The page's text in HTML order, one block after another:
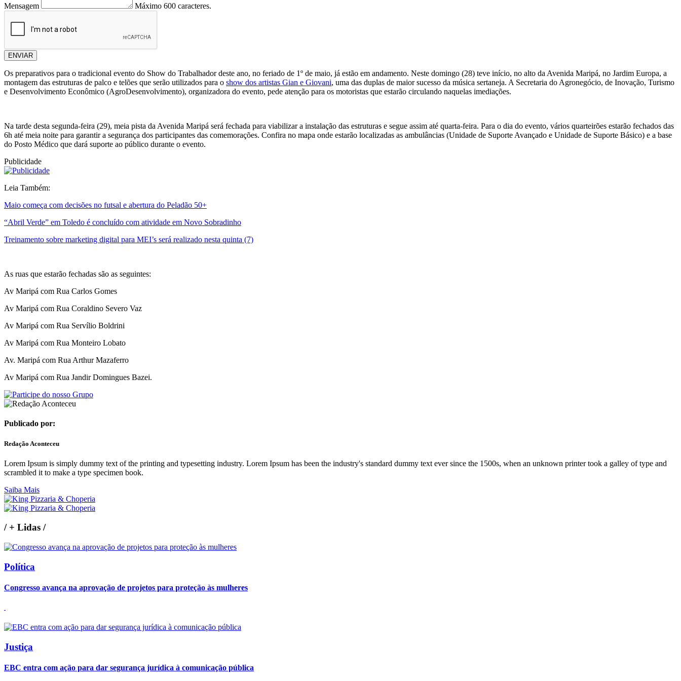
Mensagem Máximo 600 caracteres.
ENVIAR
Os preparativos para o tradicional evento do Show do Trabalhador deste ano, no feriado de 1º de maio, já estão em andamento. Neste domingo (28) teve início, no alto da Avenida Maripá, no Jardim Europa, a
montagem das estruturas de palco e telões que serão utilizados para o show dos artistas Gian e Giovani, uma das duplas de maior sucesso da música sertaneja. A Secretaria do Agronegócio, de Inovação, Turismo
e Desenvolvimento Econômico (AgroDesenvolvimento), organizadora do evento, pede atenção para os motoristas que estarão circulando naquelas imediações.
Na tarde desta segunda-feira (29), meia pista da Avenida Maripá será fechada para viabilizar a instalação das estruturas e segue assim até quarta-feira. Para o dia do evento, vários quarteirões estarão fechados das
6h até meia noite para garantir a segurança dos participantes das comemorações. Confira no mapa onde estarão localizadas as ambulâncias (Unidade de Suporte Avançado e Unidade de Suporte Básico) e a base
do Posto Médico que dará suporte ao público durante o evento.
Publicidade
Leia Também:
Maio começa com decisões no futsal e abertura do Peladão 50+
“Abril Verde” em Toledo é concluído com atividade em Novo Sobradinho
Treinamento sobre marketing digital para MEI’s será realizado nesta quinta (7)
As ruas que estarão fechadas são as seguintes:
Av Maripá com Rua Carlos Gomes
Av Maripá com Rua Coraldino Severo Vaz
Av Maripá com Rua Servílio Boldrini
Av Maripá com Rua Monteiro Lobato
Av. Maripá com Rua Arthur Mazaferro
Av Maripá com Rua Jandir Domingues Bazei.
Publicado por:
Redação Aconteceu
Lorem Ipsum is simply dummy text of the printing and typesetting industry. Lorem Ipsum has been the industry's standard dummy text ever since the 1500s, when an unknown printer took a galley of type and
scrambled it to make a type specimen book.
Saiba Mais
/+ Lidas /
Política
Congresso avança na aprovação de projetos para proteção às mulheres
Justiça
EBC entra com ação para dar segurança jurídica à comunicação pública